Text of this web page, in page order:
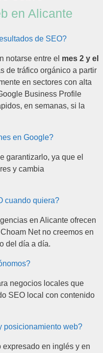
en Alicante
de SEO?
notarse entre el mes 2 y el
de tráfico orgánico a partir
en sectores con alta
Business Profile
en semanas, si la
en Google?
garantizarlo, ya que el
y cambia
cuando quiera?
en Alicante ofrecen
Net no creemos en
del día a día.
negocios locales que
SEO local con contenido
posicionamiento web?
en inglés y en